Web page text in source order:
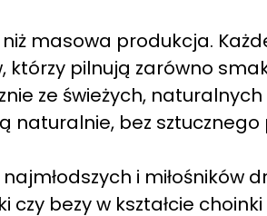
masowa produkcja.
którzy pilnują zarówno
ze świeżych,
naturalnie, bez sztucznego
i miłośników
czy bezy w kształcie